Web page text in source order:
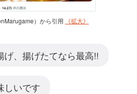
）から引用 《拡大》
げ、揚げたてなら最高!!
しいです